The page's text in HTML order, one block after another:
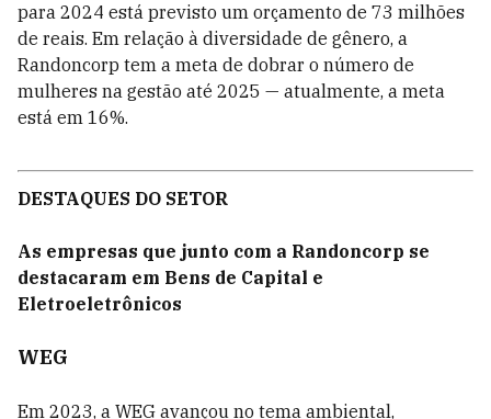
para 2024 está previsto um orçamento de 73 milhões
de reais. Em relação à diversidade de gênero, a
Randoncorp tem a meta de dobrar o número de
mulheres na gestão até 2025 — atualmente, a meta
está em 16%.
DESTAQUES DO SETOR
As empresas que junto com a Randoncorp se
destacaram em Bens de Capital e
Eletroeletrônicos
WEG
Em 2023, a WEG avançou no tema ambiental,